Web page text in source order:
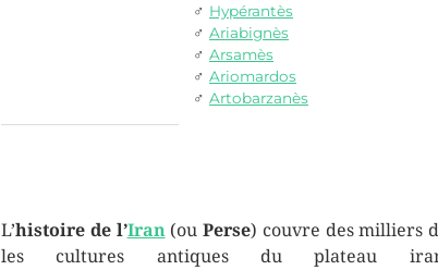
♂ Hypérantès
♂ Ariabignès
♂ Arsamès
♂ Ariomardos
♂ Artobarzanès
L’histoire de l’Iran (ouPerse) couvre des milliers
les cultures antiques du plateau